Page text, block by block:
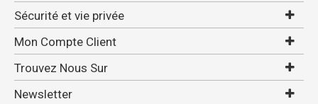
Sécurité et vie privée
Mon Compte Client
Trouvez Nous Sur
Newsletter